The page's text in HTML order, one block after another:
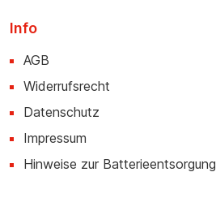
Info
AGB
Widerrufsrecht
Datenschutz
Impressum
Hinweise zur Batterieentsorgung